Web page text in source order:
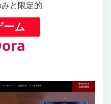
と限定的
ーム